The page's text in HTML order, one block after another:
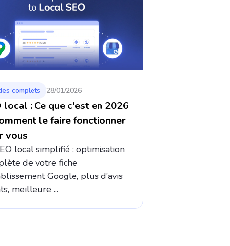
complets 28/01/2026
local : Ce que c'est en 2026
le faire fonctionner
vous
local simplifié : optimisation
de votre fiche
Google, plus d’avis
meilleure ...